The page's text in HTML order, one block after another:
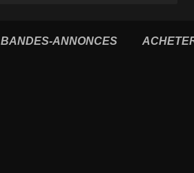
BANDES-ANNONCES